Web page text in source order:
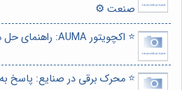
صنعت ⚙️
⭐️ اکچویتور AUMA: راهنمای حل مشکلات رایج در صنعت 🛠️
⭐️ محرک برقی در صنایع: پاسخ